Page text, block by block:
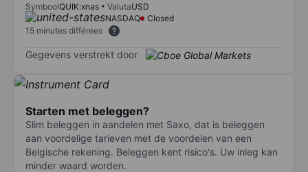
SymboolQUIK:xnas ValutaUSD
NASDAQ
Closed
15 minutes différées
Gegevens verstrekt door
Starten met beleggen?
Slim beleggen in aandelen met Saxo, dat is beleggen
aan voordelige tarieven met de voordelen van een
Belgische rekening. Beleggen kent risico's. Uw inleg kan
minder waard worden.